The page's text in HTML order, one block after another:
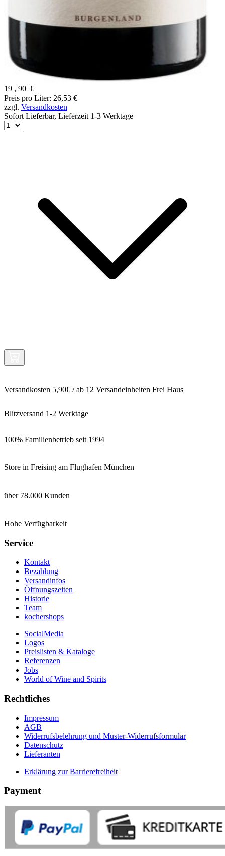
19 , 90 €
Preis pro Liter: 26,53 €
zzgl. Versandkosten
Sofort Lieferbar, Lieferzeit 1-3 Werktage
Versandkosten 5,90€ / ab 12 Versandeinheiten Frei Haus
Blitzversand 1-2 Werktage
100% Familienbetrieb seit 1994
Store in Freising am Flughafen München
über 78.000 Kunden
Hohe Verfügbarkeit
Service
Kontakt
Bezahlung
Versandinfos
Öffnungszeiten
Historie
Team
kochershops
SocialMedia
Logos
Preislisten & Kataloge
Referenzen
Jobs
World of Wine and Spirits
Rechtliches
Impressum
AGB
Widerrufsbelehrung und Muster-Widerrufsformular
Datenschutz
Lieferanten
Erklärung zur Barrierefreiheit
Payment